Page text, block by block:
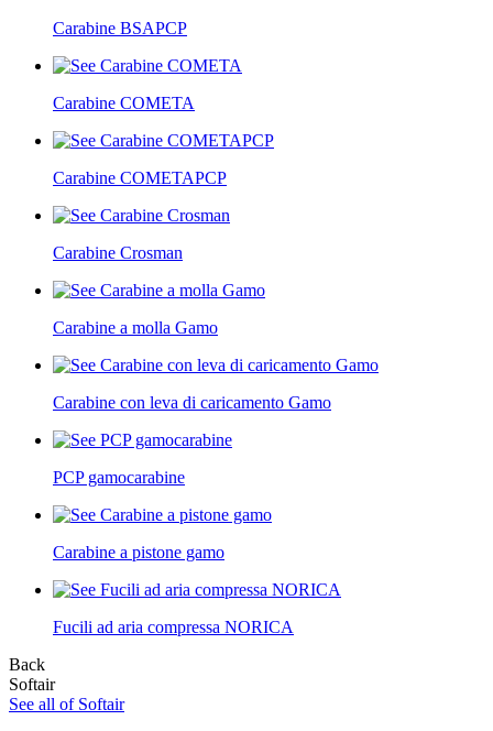
Carabine BSAPCP
Carabine COMETA
Carabine COMETAPCP
Carabine Crosman
Carabine a molla Gamo
Carabine con leva di caricamento Gamo
PCP gamocarabine
Carabine a pistone gamo
Fucili ad aria compressa NORICA
Back
Softair
See all of Softair